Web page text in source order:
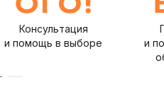
Консультация
и помощь в выборе
и